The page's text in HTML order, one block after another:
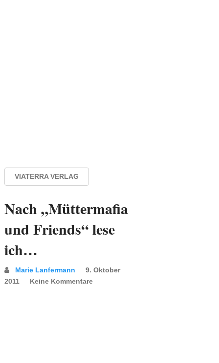
VIATERRA VERLAG
Nach „Müttermafia
und Friends“ lese
ich…
Marie Lanfermann
9. Oktober
2011
Keine Kommentare